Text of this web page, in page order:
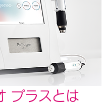
プラスとは